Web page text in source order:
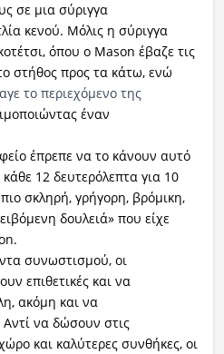
σε μια σύριγγα
κενού. Μόλις η σύριγγα
όπου ο Mason έβαζε τις
στήθος προς τα κάτω, ενώ
το περιεχόμενο της
έναν
έπρεπε να το κάνουν αυτό
12 δευτερόλεπτα για 10
σκληρή, γρήγορη, βρόμικη,
δουλειά» που είχε
συνωστισμού, οι
επιθετικές και να
ακόμη και να
Αντί να δώσουν στις
και καλύτερες συνθήκες, οι